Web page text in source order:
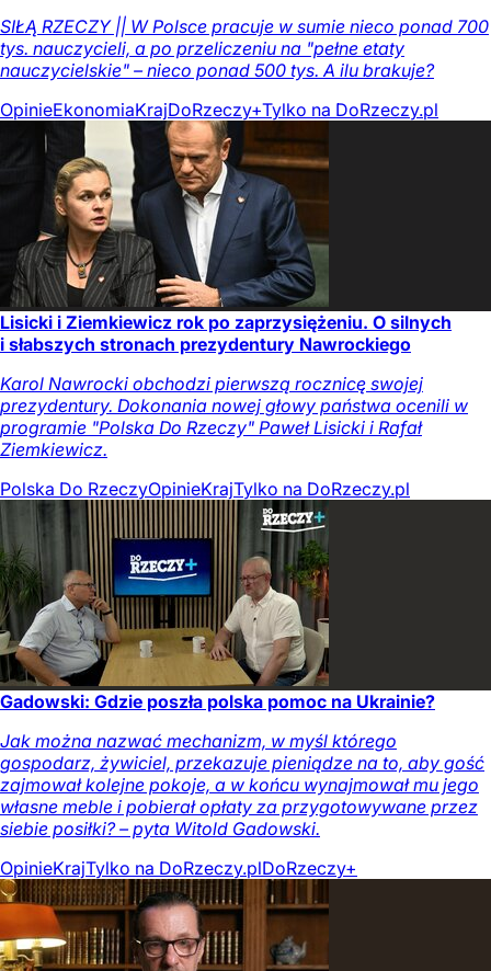
SIŁĄ RZECZY || W Polsce pracuje w sumie nieco ponad 700
tys. nauczycieli, a po przeliczeniu na "pełne etaty
nauczycielskie" – nieco ponad 500 tys. A ilu brakuje?
OpinieEkonomiaKrajDoRzeczy+Tylko na DoRzeczy.pl
Lisicki i Ziemkiewicz rok po zaprzysiężeniu. O silnych
i słabszych stronach prezydentury Nawrockiego
Karol Nawrocki obchodzi pierwszą rocznicę swojej
prezydentury. Dokonania nowej głowy państwa ocenili w
programie "Polska Do Rzeczy" Paweł Lisicki i Rafał
Ziemkiewicz.
Polska Do RzeczyOpinieKrajTylko na DoRzeczy.pl
Gadowski: Gdzie poszła polska pomoc na Ukrainie?
Jak można nazwać mechanizm, w myśl którego
gospodarz, żywiciel, przekazuje pieniądze na to, aby gość
zajmował kolejne pokoje, a w końcu wynajmował mu jego
własne meble i pobierał opłaty za przygotowywane przez
siebie posiłki? – pyta Witold Gadowski.
OpinieKrajTylko na DoRzeczy.plDoRzeczy+